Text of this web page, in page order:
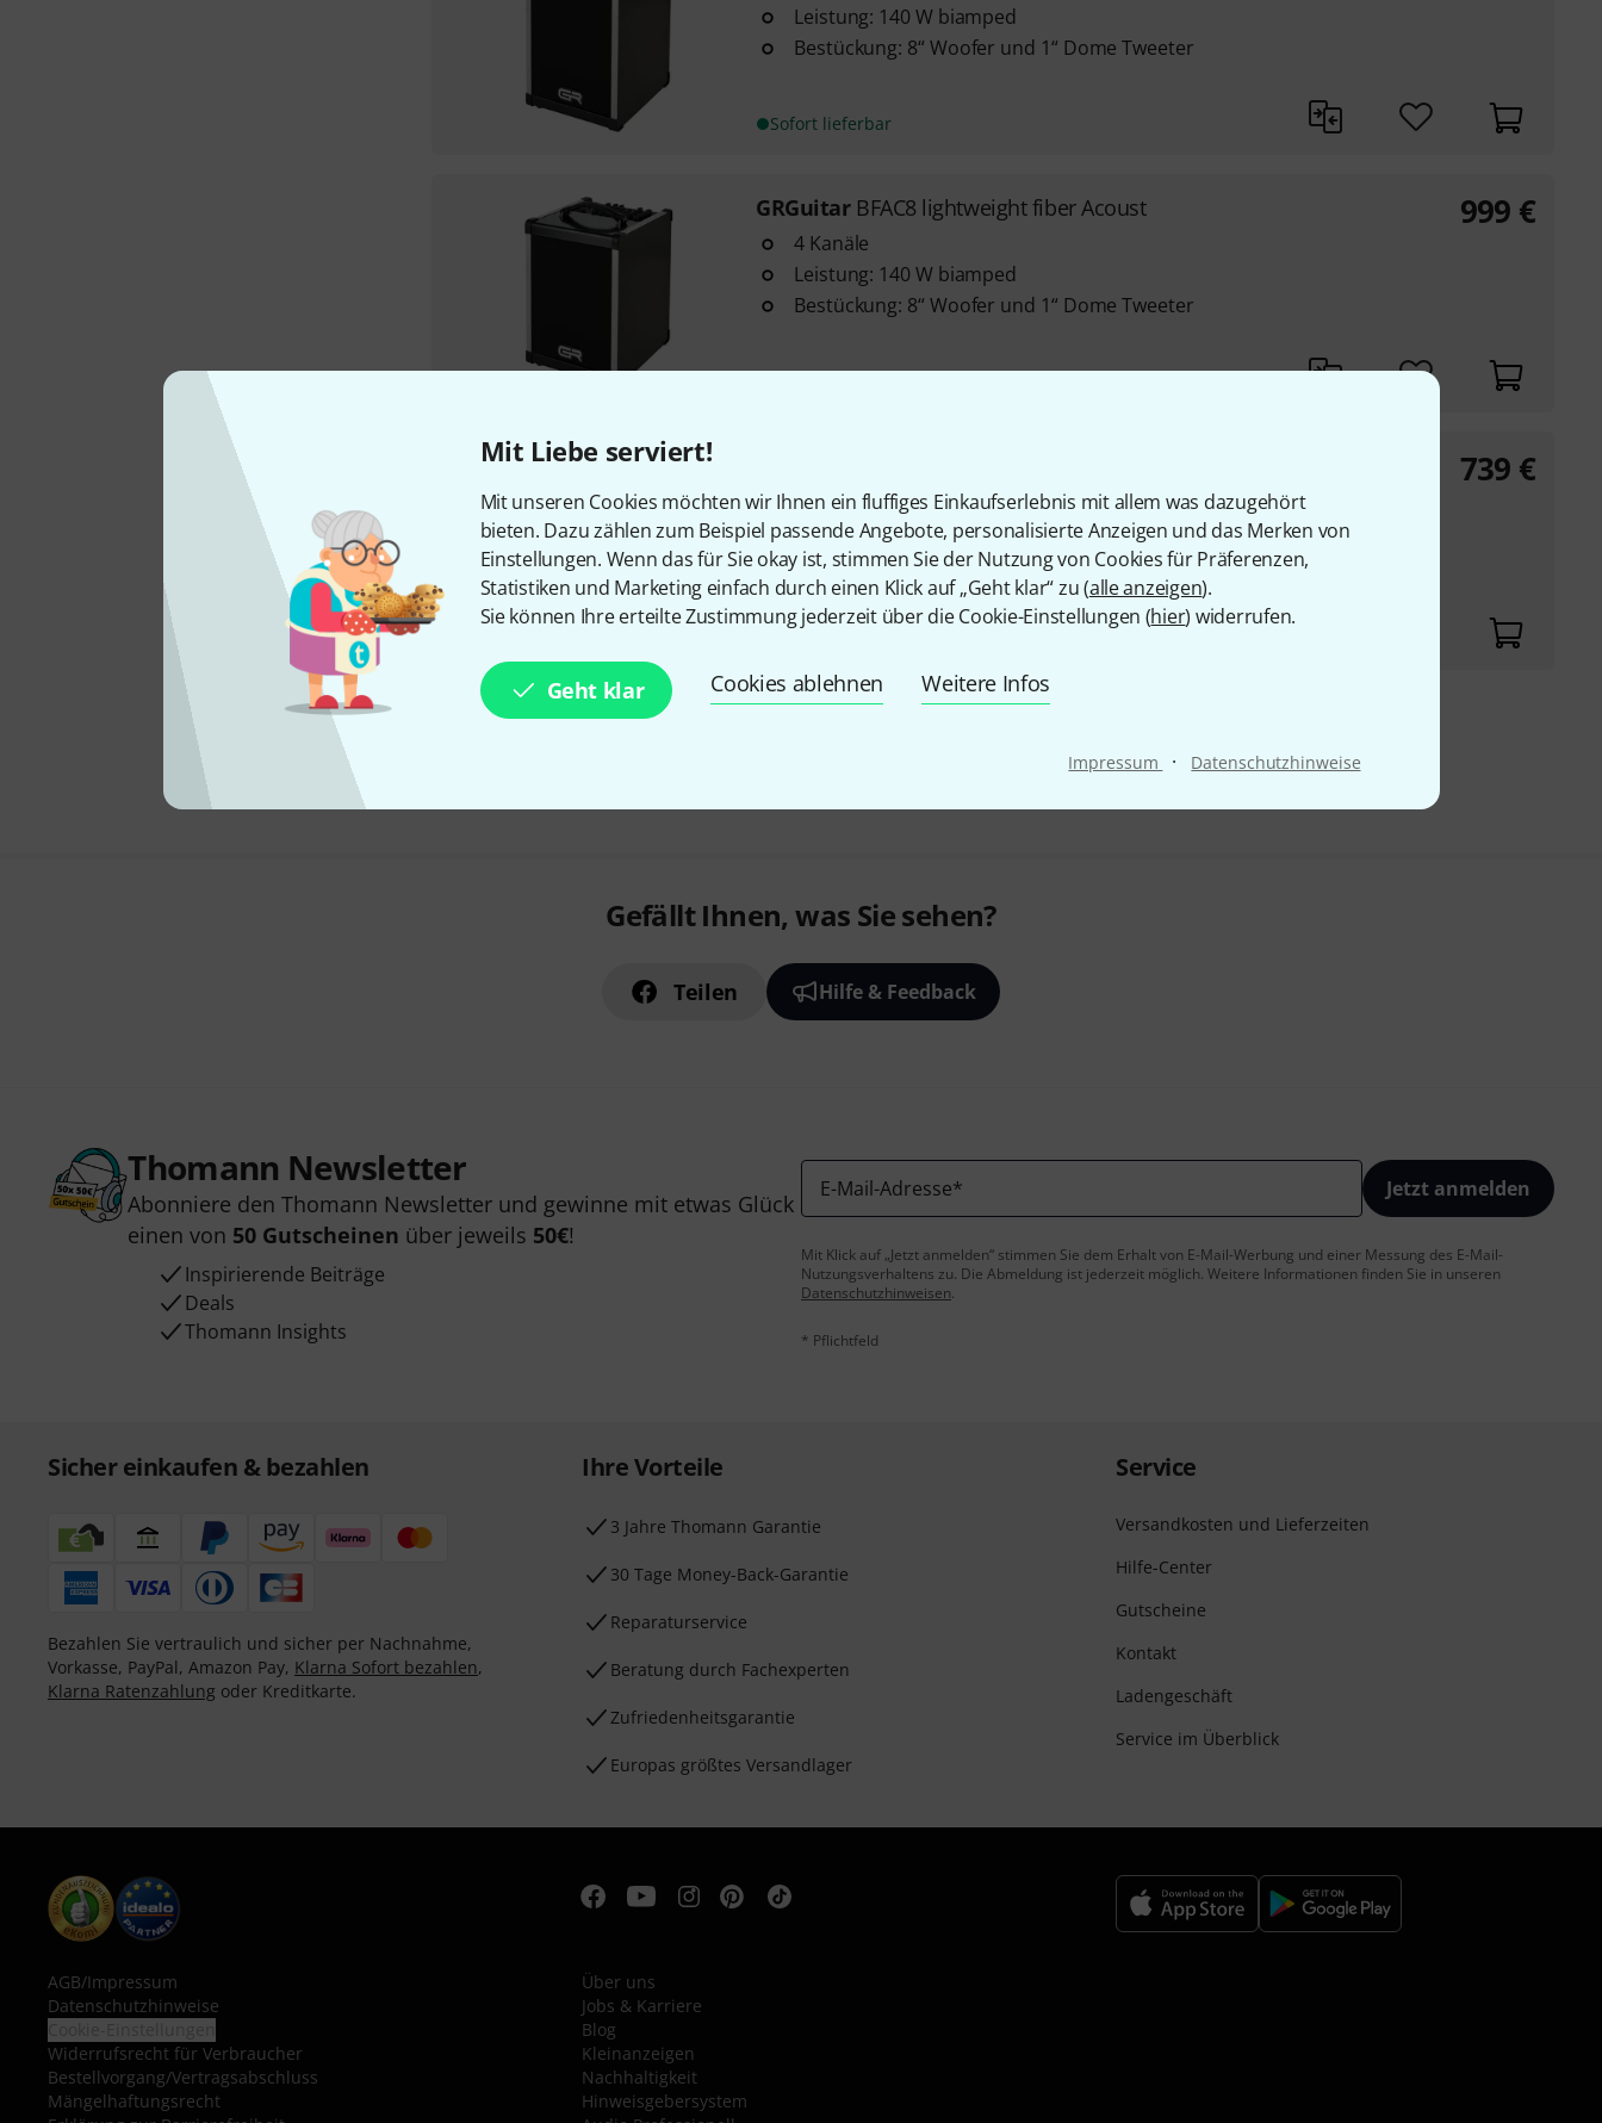
Mit Liebe serviert!
Mit unseren Cookies möchten wir Ihnen ein fluffiges Einkaufserlebnis mit allem was dazugehört
bieten. Dazu zählen zum Beispiel passende Angebote, personalisierte Anzeigen und das Merken von
Einstellungen. Wenn das für Sie okay ist, stimmen Sie der Nutzung von Cookies für Präferenzen,
Statistiken und Marketing einfach durch einen Klick auf „Geht klar“ zu (alle anzeigen).
Sie können Ihre erteilte Zustimmung jederzeit über die Cookie-Einstellungen (hier) widerrufen.
Geht klar Cookies ablehnen Weitere Infos
Impressum · Datenschutzhinweise
Leistung: 140 W biamped
Bestückung: 8“ Woofer und 1“ Dome Tweeter
Sofort lieferbar
GRGuitar BFAC8 lightweight fiber Acoust
4 Kanäle
Leistung: 140 W biamped
Bestückung: 8“ Woofer und 1“ Dome Tweeter
999 €
3 Kanäle
Leistung: 120 W Bi-Amped
Lautsprecherbestückung: 6” Woofer und 1”
Kalottenhochtöner
739 €
Gefällt Ihnen, was Sie sehen?
Teilen Hilfe & Feedback
Thomann Newsletter
Abonniere den Thomann Newsletter und gewinne mit etwas Glück
einen von 50 Gutscheinen über jeweils 50€!
Inspirierende Beiträge
Deals
Thomann Insights
E-Mail-Adresse* Jetzt anmelden
Mit Klick auf „Jetzt anmelden“ stimmen Sie dem Erhalt von E-Mail-Werbung und einer Messung des E-Mail-
Nutzungsverhaltens zu. Die Abmeldung ist jederzeit möglich. Weitere Informationen finden Sie in unseren
Datenschutzhinweisen.
* Pflichtfeld
Sicher einkaufen & bezahlen
Bezahlen Sie vertraulich und sicher per Nachnahme,
Vorkasse, PayPal, Amazon Pay, Klarna Sofort bezahlen,
Klarna Ratenzahlung oder Kreditkarte.
Ihre Vorteile
3 Jahre Thomann Garantie
30 Tage Money-Back-Garantie
Reparaturservice
Beratung durch Fachexperten
Zufriedenheitsgarantie
Europas größtes Versandlager
Service
Versandkosten und Lieferzeiten
Hilfe-Center
Gutscheine
Kontakt
Ladengeschäft
Service im Überblick
AGB/Impressum
Datenschutzhinweise
Widerrufsrecht für Verbraucher
Bestellvorgang/Vertragsabschluss
Mängelhaftungsrecht
Über uns
Jobs & Karriere
Blog
Kleinanzeigen
Nachhaltigkeit
Hinweisgebersystem